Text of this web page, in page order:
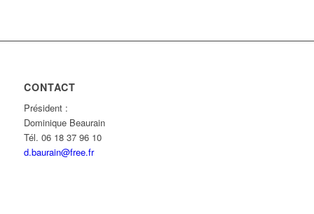
CONTACT
Président :
Dominique Beaurain
Tél. 06 18 37 96 10
d.baurain@free.fr